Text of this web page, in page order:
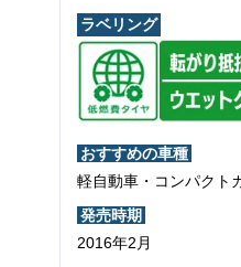
ラベリング
おすすめの車種
軽自動車・コンパクト
発売時期
2016年2月